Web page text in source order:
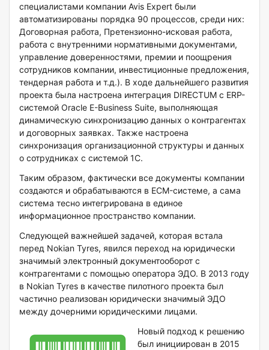
специалистами компании Avis Expert были
автоматизированы порядка 90 процессов, среди них:
Договорная работа, Претензионно-исковая работа,
работа с внутренними нормативными документами,
управление доверенностями, премии и поощрения
сотрудников компании, инвестиционные предложения,
тендерная работа и т.д.). В ходе дальнейшего развития
проекта была настроена интеграция DIRECTUM с ERP-
системой Oracle E-Business Suite, выполняющая
динамическую синхронизацию данных о контрагентах
и договорных заявках. Также настроена
синхронизация организационной структуры и данных
о сотрудниках с системой 1С.
Таким образом, фактически все документы компании
создаются и обрабатываются в ECM-системе, а сама
система тесно интегрирована в единое
информационное пространство компании.
Следующей важнейшей задачей, которая встала
перед Nokian Tyres, явился переход на юридически
значимый электронный документооборот с
контрагентами с помощью оператора ЭДО. В 2013 году
в Nokian Tyres в качестве пилотного проекта был
частично реализован юридически значимый ЭДО
между дочерними юридическими лицами.
Новый подход к решению
был инициирован в 2015